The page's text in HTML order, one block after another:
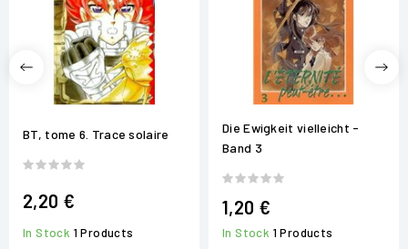
BT, tome 6. Trace solaire
2,20 €
In Stock 1 Products
Die Ewigkeit vielleicht -
Band 3
1,20 €
In Stock 1 Products